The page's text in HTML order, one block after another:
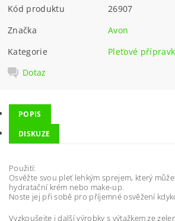
Kód produktu
26907
Značka
Avon
Kategorie
Pleťové
Dotaz
POPIS
DISKUZE
Použití:
Osvěžte svou pleť lehkým sprejem, který
hydratační krém nebo make-up.
Noste jej při sobě pro příjemné osvěžení
Vyzkoušejte i další výrobky s výtažkem ze